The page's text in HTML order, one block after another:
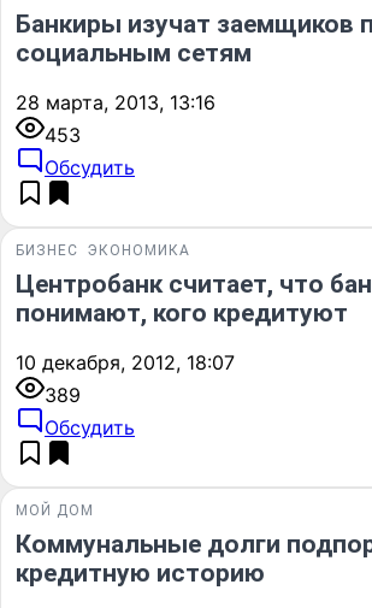
Банкиры изучат заемщиков
социальным сетям
28 марта, 2013, 13:16
453
Обсудить
БИЗНЕС ЭКОНОМИКА
Центробанк считает, что
понимают, кого кредитуют
10 декабря, 2012, 18:07
389
Обсудить
МОЙ ДОМ
Коммунальные долги
кредитную историю